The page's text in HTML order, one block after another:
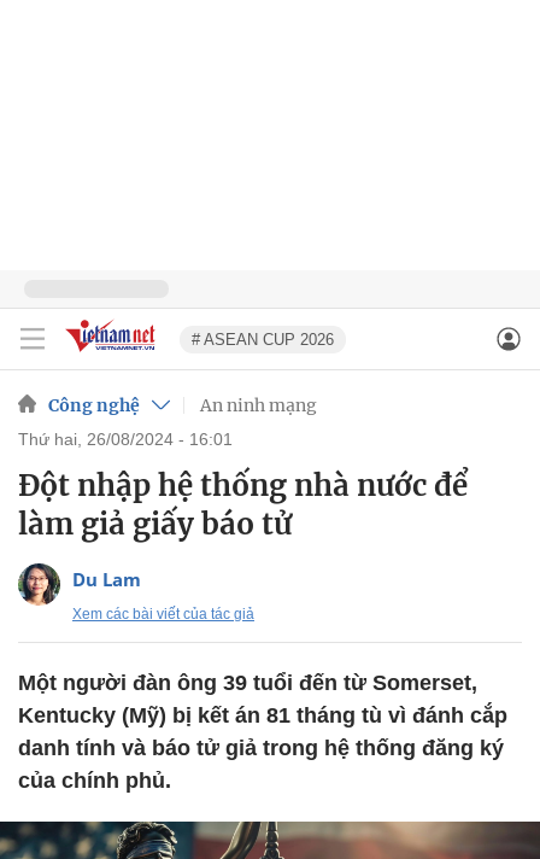
# ASEAN CUP 2026
Công nghệ An ninh mạng
thứ hai, 26/08/2024 - 16:01
Đột nhập hệ thống nhà nước để
làm giả giấy báo tử
Du Lam
Xem các bài viết của tác giả
Một người đàn ông 39 tuổi đến từ Somerset,
Kentucky (Mỹ) bị kết án 81 tháng tù vì đánh cắp
danh tính và báo tử giả trong hệ thống đăng ký
của chính phủ.